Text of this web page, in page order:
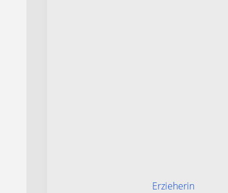
Erzieherin